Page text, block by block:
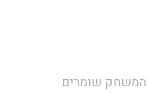
המשחק שומרים